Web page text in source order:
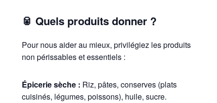
🥫 Quels produits donner ?
Pour nous aider au mieux, privilégiez les produits
non périssables et essentiels :
Épicerie sèche : Riz, pâtes, conserves (plats
cuisinés, légumes, poissons), huile, sucre.